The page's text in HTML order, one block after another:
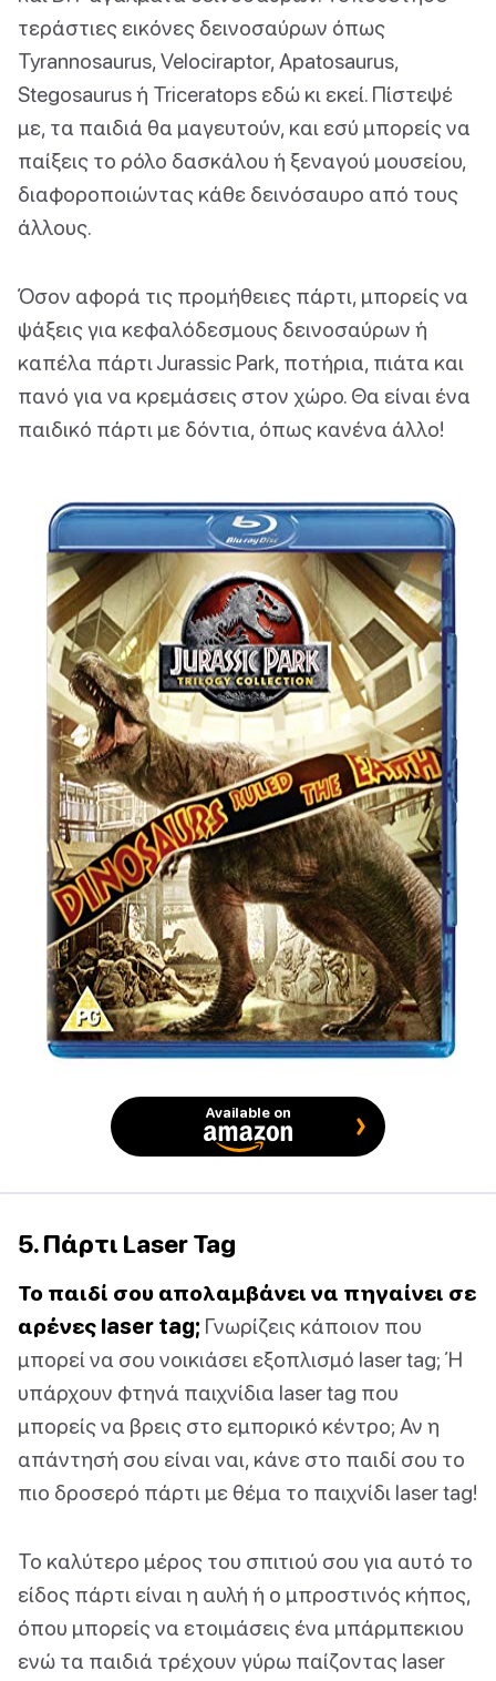
τεράστιες εικόνες δεινοσαύρων όπως
Tyrannosaurus, Velociraptor, Apatosaurus,
Stegosaurus ή Triceratops εδώ κι εκεί. Πίστεψέ
με, τα παιδιά θα μαγευτούν, και εσύ μπορείς να
παίξεις το ρόλο δασκάλου ή ξεναγού μουσείου,
διαφοροποιώντας κάθε δεινόσαυρο από τους
άλλους.
Όσον αφορά τις προμήθειες πάρτι, μπορείς να
ψάξεις για κεφαλόδεσμους δεινοσαύρων ή
καπέλα πάρτι Jurassic Park, ποτήρια, πιάτα και
πανό για να κρεμάσεις στον χώρο. Θα είναι ένα
παιδικό πάρτι με δόντια, όπως κανένα άλλο!
Available on
5. Πάρτι Laser Tag
Το παιδί σου απολαμβάνει να πηγαίνει σε
αρένες laser tag; Γνωρίζεις κάποιον που
μπορεί να σου νοικιάσει εξοπλισμό laser tag; Ή
υπάρχουν φτηνά παιχνίδια laser tag που
μπορείς να βρεις στο εμπορικό κέντρο; Αν η
απάντησή σου είναι ναι, κάνε στο παιδί σου το
πιο δροσερό πάρτι με θέμα το παιχνίδι laser tag!
Το καλύτερο μέρος του σπιτιού σου για αυτό το
είδος πάρτι είναι η αυλή ή ο μπροστινός κήπος,
όπου μπορείς να ετοιμάσεις ένα μπάρμπεκιου
ενώ τα παιδιά τρέχουν γύρω παίζοντας laser